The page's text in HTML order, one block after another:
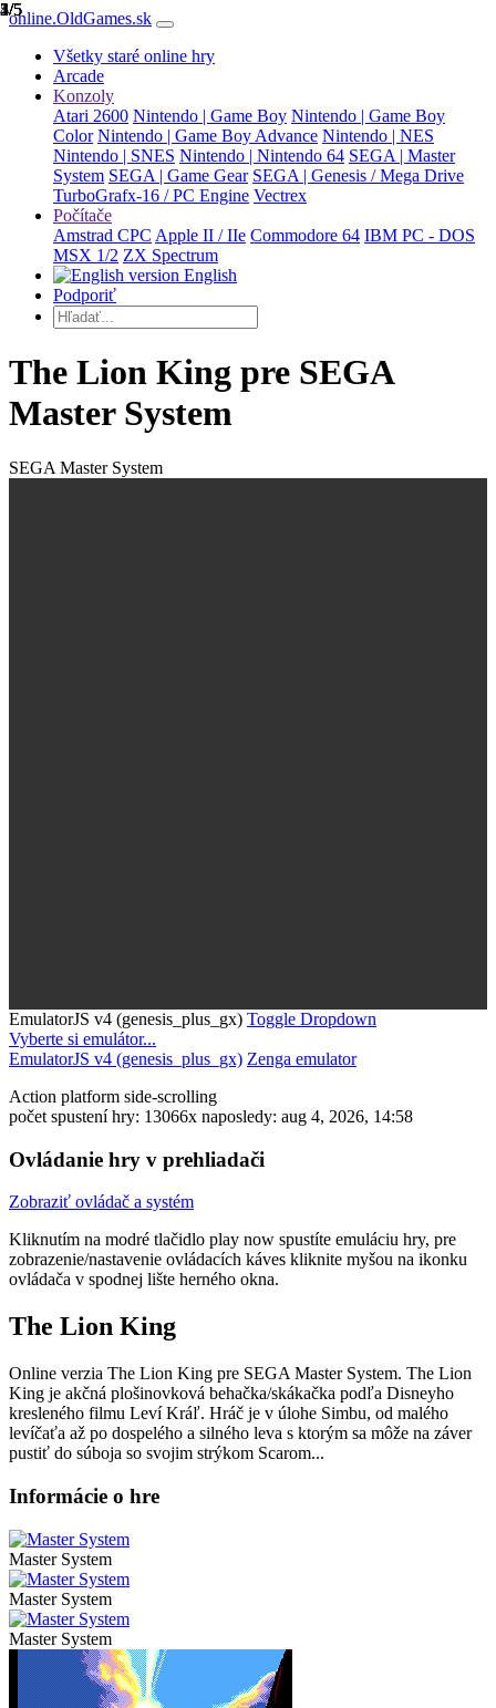
online.OldGames.sk
Všetky staré online hry
Arcade
Konzoly
Atari 2600 Nintendo | Game Boy Nintendo | Game Boy
Color Nintendo | Game Boy Advance Nintendo | NES
Nintendo | SNES Nintendo | Nintendo 64 SEGA | Master
System SEGA | Game Gear SEGA | Genesis / Mega Drive
TurboGrafx-16 / PC Engine Vectrex
Počítače
Amstrad CPC Apple II / IIe Commodore 64 IBM PC - DOS
MSX 1/2 ZX Spectrum
English
Podporiť
The Lion King pre SEGA
Master System
SEGA Master System
EmulatorJS v4 (genesis_plus_gx) Toggle Dropdown
Vyberte si emulátor...
EmulatorJS v4 (genesis_plus_gx) Zenga emulator
Action platform side-scrolling
počet spustení hry: 13066x naposledy: aug 4, 2026, 14:58
Ovládanie hry v prehliadači
Zobraziť ovládač a systém
Kliknutím na modré tlačidlo play now spustíte emuláciu hry, pre
zobrazenie/nastavenie ovládacích káves kliknite myšou na ikonku
ovládača v spodnej lište herného okna.
The Lion King
Online verzia The Lion King pre SEGA Master System. The Lion
King je akčná plošinovková behačka/skákačka podľa Disneyho
kresleného filmu Leví Kráľ. Hráč je v úlohe Simbu, od malého
levíčaťa až po dospelého a silného leva s ktorým sa môže na záver
pustiť do súboja so svojim strýkom Scarom...
Informácie o hre
1/5
Master System
2/5
Master System
3/5
Master System
4/5
5/5